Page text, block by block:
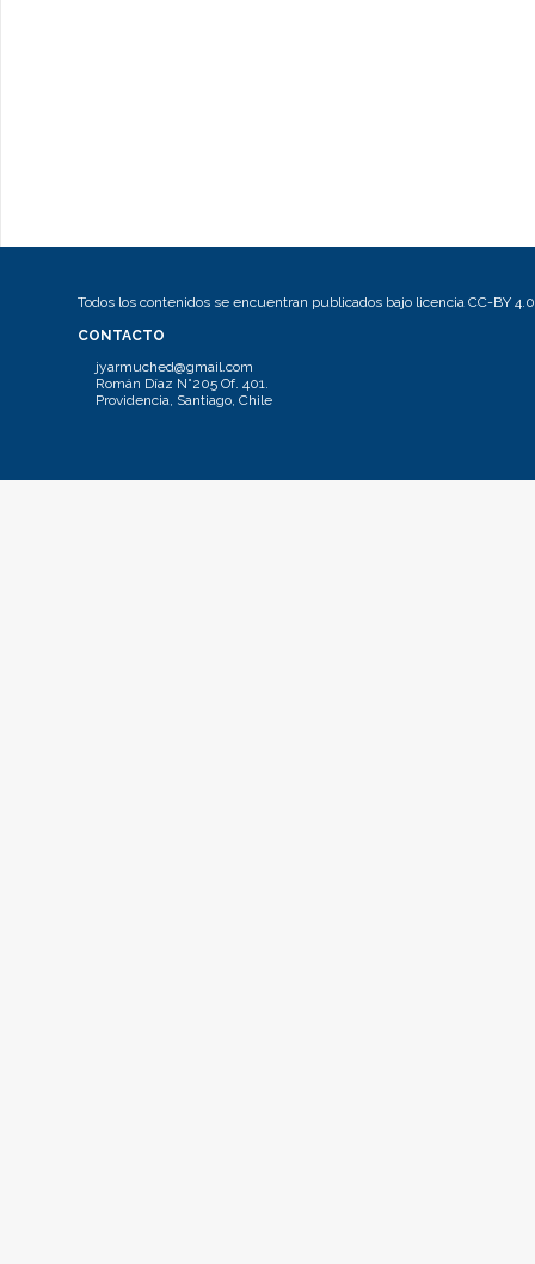
Todos los contenidos se encuentran publicados bajo licencia CC-BY 4.0
CONTACTO
jyarmuched@gmail.com
Román Díaz N°205 Of. 401.
Providencia, Santiago, Chile